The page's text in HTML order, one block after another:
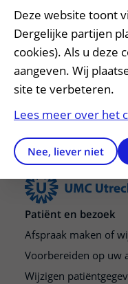
Heeft deze
Ja
Patiënt en bezoek
Afspraak maken of
Voorbereiden op uw
Wijzigen
Deze website toont
Dergelijke partijen
cookies). Als u deze
aangeven. Wij
site te verbeteren.
Lees meer over het
Nee, liever niet